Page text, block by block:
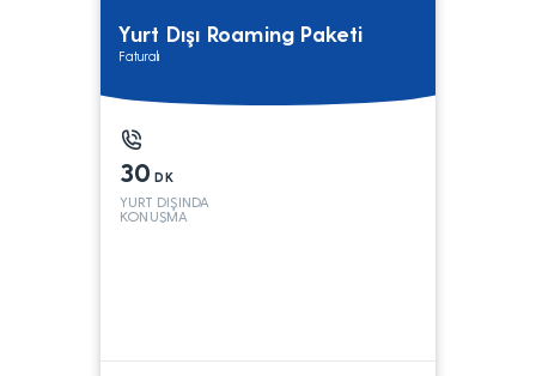
Yurt Dışı Roaming Paketi
Faturalı
30 DK
YURT DIŞINDA
KONUŞMA